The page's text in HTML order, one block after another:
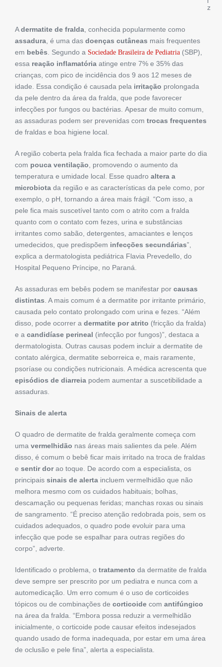
z
Adermatite de fralda, conhecida popularmente como
assadura, é uma das doenças cutâneas mais frequentes
em bebês. Segundo a Sociedade Brasileira de Pediatria (SBP),
essa reação inflamatória atinge entre 7% e 35% das
crianças, com pico de incidência dos 9 aos 12 meses de
idade. Essa condição é causada pela irritação prolongada
da pele dentro da área da fralda, que pode favorecer
infecções por fungos ou bactérias. Apesar de muito comum,
as assaduras podem ser prevenidas com trocas frequentes
de fraldas e boa higiene local.
A região coberta pela fralda fica fechada a maior parte do dia
com pouca ventilação, promovendo o aumento da
temperatura e umidade local. Esse quadro altera a
microbiota da região e as características da pele como, por
exemplo, o pH, tornando a área mais frágil. “Com isso, a
pele fica mais suscetível tanto com o atrito com a fralda
quanto com o contato com fezes, urina e substâncias
irritantes como sabão, detergentes, amaciantes e lenços
umedecidos, que predispõem infecções secundárias”,
explica a dermatologista pediátrica Flavia Prevedello, do
Hospital Pequeno Príncipe, no Paraná.
As assaduras em bebês podem se manifestar por causas
distintas. A mais comum é a dermatite por irritante primário,
causada pelo contato prolongado com urina e fezes. “Além
disso, pode ocorrer a dermatite por atrito (fricção da fralda)
e a candidíase perineal (infecção por fungos)”, destaca a
dermatologista. Outras causas podem incluir a dermatite de
contato alérgica, dermatite seborreica e, mais raramente,
psoríase ou condições nutricionais. A médica acrescenta que
episódios de diarreia podem aumentar a suscetibilidade a
assaduras.
Sinais de alerta
O quadro de dermatite de fralda geralmente começa com
uma vermelhidão nas áreas mais salientes da pele. Além
disso, é comum o bebê ficar mais irritado na troca de fraldas
e sentir dorao toque. De acordo com a especialista, os
principais sinais de alerta incluem vermelhidão que não
melhora mesmo com os cuidados habituais; bolhas,
descamação ou pequenas feridas; manchas roxas ou sinais
de sangramento. “É preciso atenção redobrada pois, sem os
cuidados adequados, o quadro pode evoluir para uma
infecção que pode se espalhar para outras regiões do
corpo”, adverte.
Identificado o problema, o tratamento da dermatite de fralda
deve sempre ser prescrito por um pediatra e nunca com a
automedicação. Um erro comum é o uso de corticoides
tópicos ou de combinações de corticoide com antifúngico
na área da fralda. “Embora possa reduzir a vermelhidão
inicialmente, o corticoide pode causar efeitos indesejados
quando usado de forma inadequada, por estar em uma área
de oclusão e pele fina”, alerta a especialista.